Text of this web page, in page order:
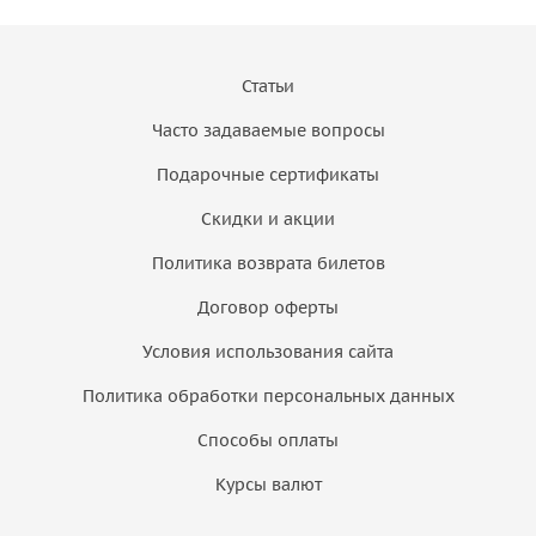
Статьи
Часто задаваемые вопросы
Подарочные сертификаты
Скидки и акции
Политика возврата билетов
Договор оферты
Условия использования сайта
Политика обработки персональных данных
Способы оплаты
Курсы валют